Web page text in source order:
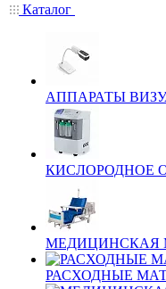
Каталог
АППАРАТЫ
КИСЛОРОДНОЕ
МЕДИЦИНСКАЯ
РАСХОДНЫЕ